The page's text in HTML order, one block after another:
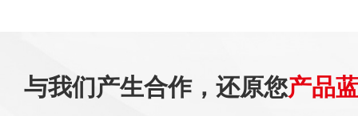
与我们产生合作，还原您产品